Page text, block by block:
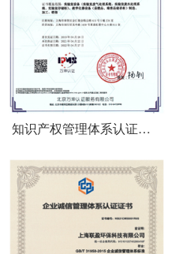
知识产权管理体系认证证
书